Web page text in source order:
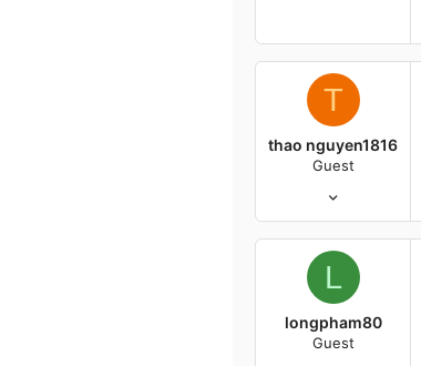
T
thao nguyen1816
Guest
3
L
longpham80
Guest